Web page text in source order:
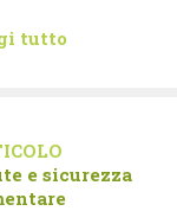
tutto
e sicurezza